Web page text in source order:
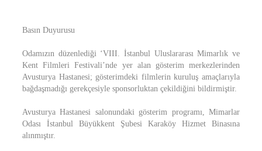
Basın Duyurusu
Odamızın düzenlediği ‘VIII. İstanbul Uluslararası Mimarlık ve
Kent Filmleri Festivali’nde yer alan gösterim merkezlerinden
Avusturya Hastanesi; gösterimdeki filmlerin kuruluş amaçlarıyla
bağdaşmadığı gerekçesiyle sponsorluktan çekildiğini bildirmiştir.
Avusturya Hastanesi salonundaki gösterim programı, Mimarlar
Odası İstanbul Büyükkent Şubesi Karaköy Hizmet Binasına
alınmıştır.